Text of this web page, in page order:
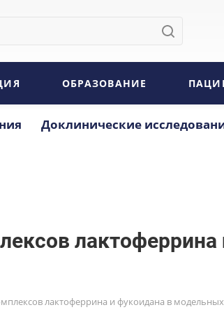
ОБРАЗОВАНИЕ
Доклинические
лактоферрина и фукоидана в